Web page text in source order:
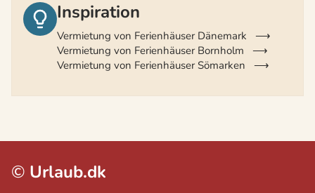
Inspiration
Vermietung von Ferienhäuser Dänemark
Vermietung von Ferienhäuser Bornholm
Vermietung von Ferienhäuser Sömarken
© Urlaub.dk